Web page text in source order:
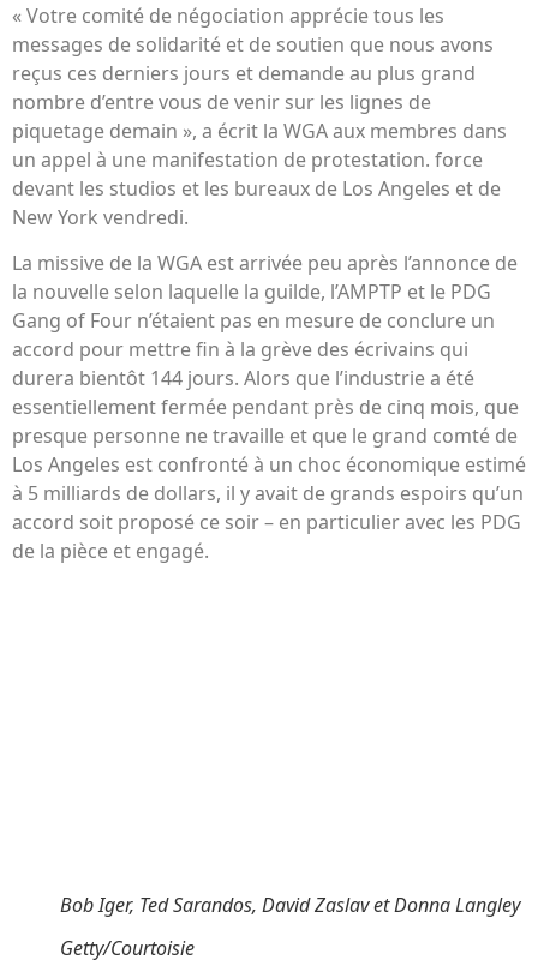
« Votre comité de négociation apprécie tous les
messages de solidarité et de soutien que nous avons
reçus ces derniers jours et demande au plus grand
nombre d’entre vous de venir sur les lignes de
piquetage demain », a écrit la WGA aux membres dans
un appel à une manifestation de protestation. force
devant les studios et les bureaux de Los Angeles et de
New York vendredi.
La missive de la WGA est arrivée peu après l’annonce de
la nouvelle selon laquelle la guilde, l’AMPTP et le PDG
Gang of Four n’étaient pas en mesure de conclure un
accord pour mettre fin à la grève des écrivains qui
durera bientôt 144 jours. Alors que l’industrie a été
essentiellement fermée pendant près de cinq mois, que
presque personne ne travaille et que le grand comté de
Los Angeles est confronté à un choc économique estimé
à 5 milliards de dollars, il y avait de grands espoirs qu’un
accord soit proposé ce soir – en particulier avec les PDG
de la pièce et engagé.
Bob Iger, Ted Sarandos, David Zaslav et Donna Langley
Getty/Courtoisie